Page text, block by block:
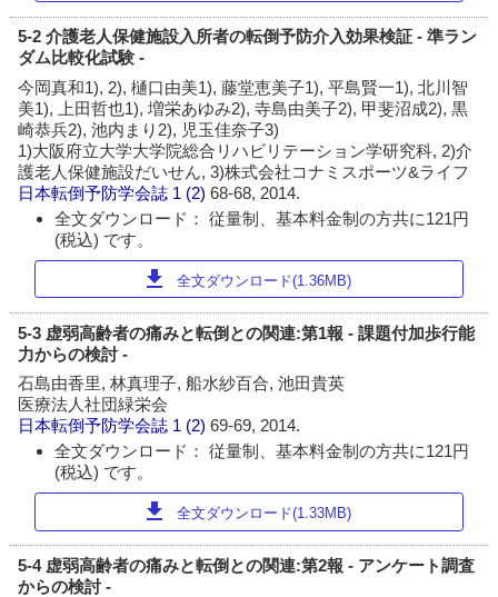
5-2 介護老人保健施設入所者の転倒予防介入効果検証 - 準ラン
ダム比較化試験 -
今岡真和1), 2), 樋口由美1), 藤堂恵美子1), 平島賢一1), 北川智
美1), 上田哲也1), 増栄あゆみ2), 寺島由美子2), 甲斐沼成2), 黒
崎恭兵2), 池内まり2), 児玉佳奈子3)
1)大阪府立大学大学院総合リハビリテーション学研究科, 2)介
護老人保健施設だいせん, 3)株式会社コナミスポーツ&ライフ
日本転倒予防学会誌 1 (2)68-68, 2014.
全文ダウンロード： 従量制、基本料金制の方共に121円
(税込) です。
download 全文ダウンロード(1.36MB)
5-3 虚弱高齢者の痛みと転倒との関連:第1報 - 課題付加歩行能
力からの検討 -
石島由香里, 林真理子, 船水紗百合, 池田貴英
医療法人社団緑栄会
日本転倒予防学会誌 1 (2)69-69, 2014.
全文ダウンロード： 従量制、基本料金制の方共に121円
(税込) です。
download 全文ダウンロード(1.33MB)
5-4 虚弱高齢者の痛みと転倒との関連:第2報 - アンケート調査
からの検討 -